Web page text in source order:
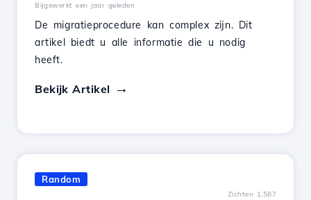
Bijgewerkt een jaar geleden
De migratieprocedure kan complex zijn. Dit
artikel biedt u alle informatie die u nodig
heeft.
Bekijk Artikel
Random
Zichten 1,587